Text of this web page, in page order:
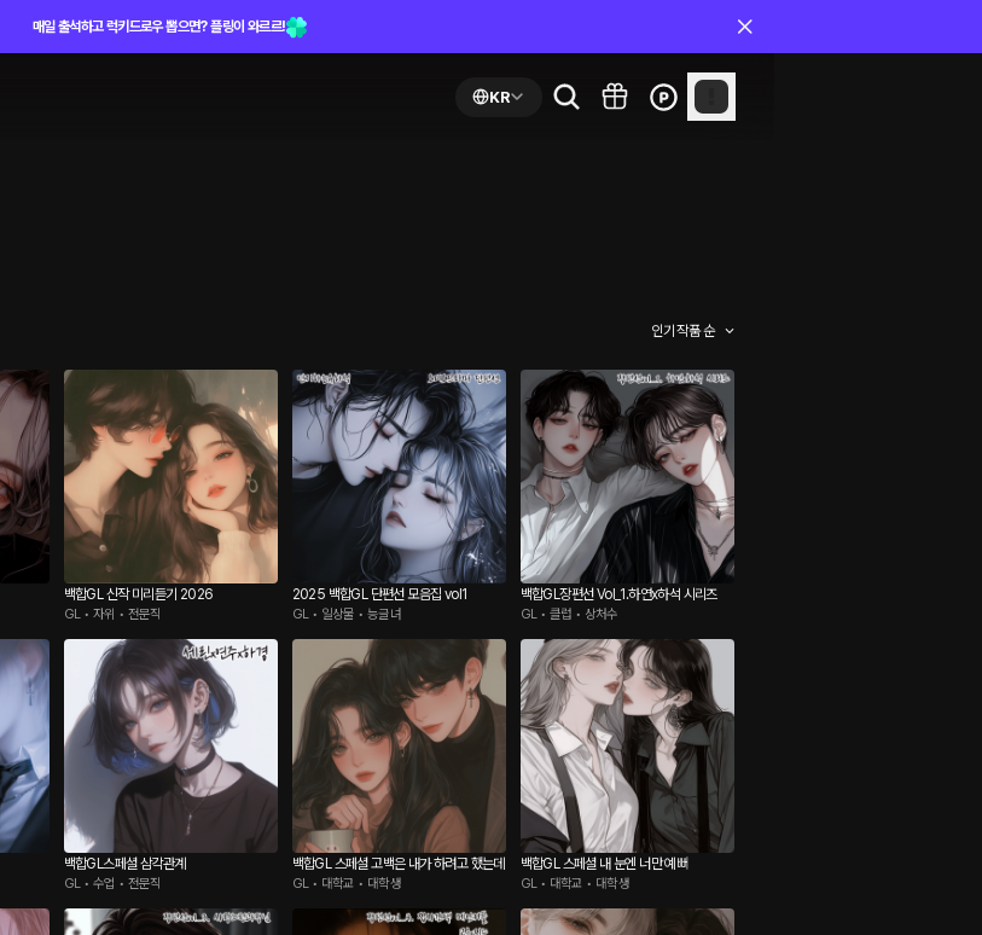
매일 출석하고 럭키드로우 뽑으면? 플링이 와르르!
KR
인기 작품 순
백합GL 신작 미리듣기 2026
GL • 자위 • 전문직
2025 백합GL 단편선 모음집 vol1
GL • 일상물 • 능글녀
백합GL장편선 Vol_1.하연x하석 시리즈
GL • 클럽 • 상처수
백합GL스페셜 삼각관계
GL • 수업 • 전문직
백합GL 스페셜 고백은 내가 하려고 했는데
GL • 대학교 • 대학생
백합GL 스페셜 내 눈엔 너만 예뻐
GL • 대학교 • 대학생